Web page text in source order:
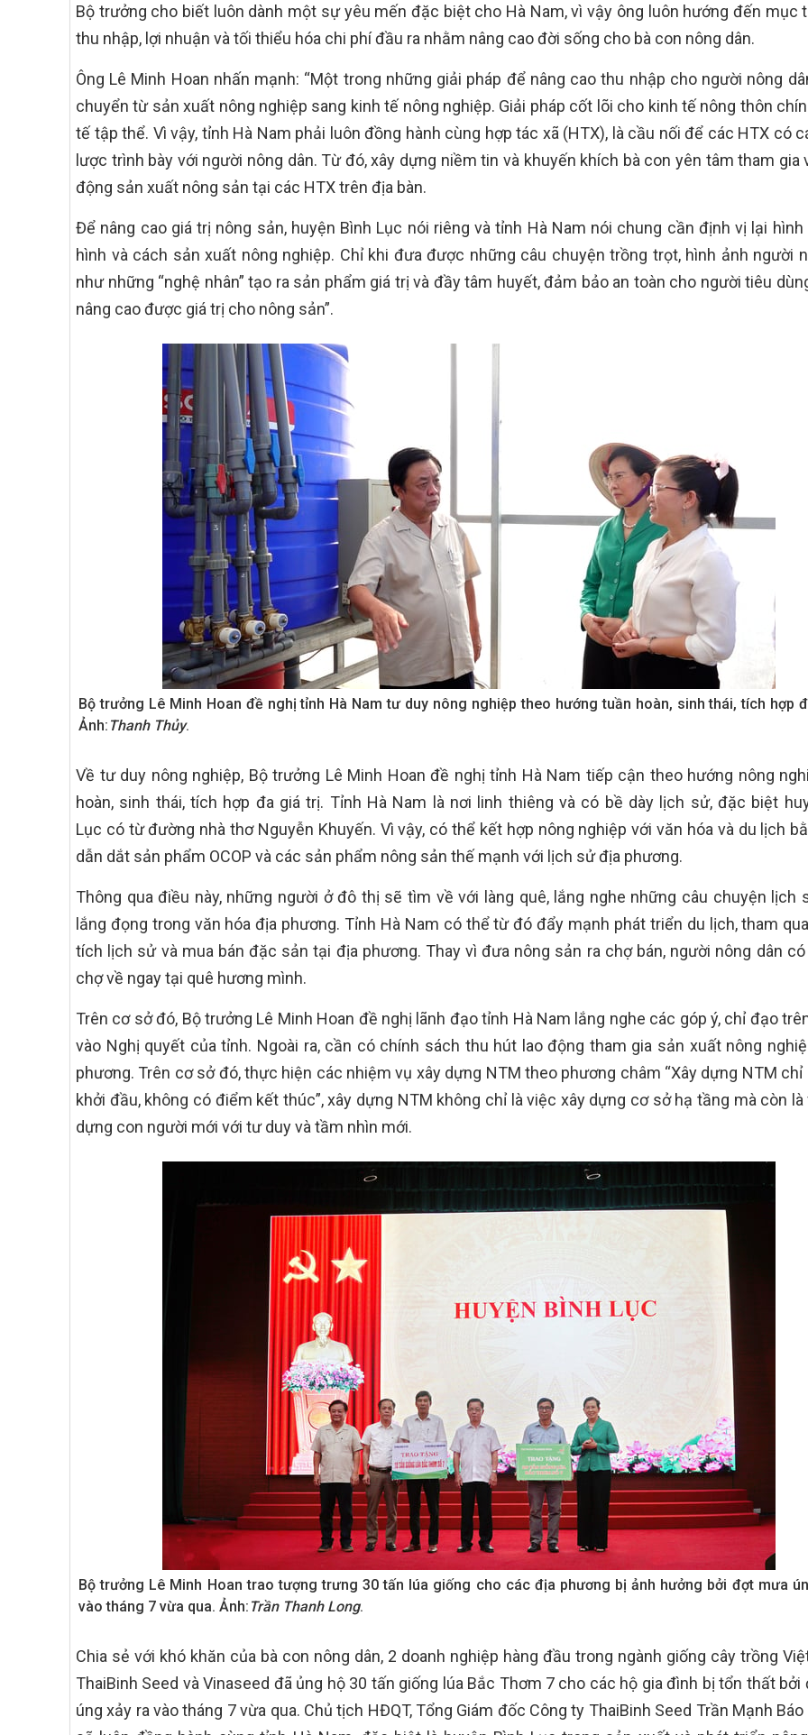
Bộ trưởng cho biết luôn dành một sự yêu mến đặc biệt cho Hà Nam, vì vậy ông luôn hướng đến mục
thu nhập, lợi nhuận và tối thiểu hóa chi phí đầu ra nhằm nâng cao đời sống cho bà con nông dân.
Ông Lê Minh Hoan nhấn mạnh: “Một trong những giải pháp để nâng cao thu nhập cho người nông
chuyển từ sản xuất nông nghiệp sang kinh tế nông nghiệp. Giải pháp cốt lõi cho kinh tế nông thôn
tế tập thể. Vì vậy, tỉnh Hà Nam phải luôn đồng hành cùng hợp tác xã (HTX), là cầu nối để các HTX có
lược trình bày với người nông dân. Từ đó, xây dựng niềm tin và khuyến khích bà con yên tâm tham gia
động sản xuất nông sản tại các HTX trên địa bàn.
Để nâng cao giá trị nông sản, huyện Bình Lục nói riêng và tỉnh Hà Nam nói chung cần định vị lại hình
hình và cách sản xuất nông nghiệp. Chỉ khi đưa được những câu chuyện trồng trọt, hình ảnh người
như những “nghệ nhân” tạo ra sản phẩm giá trị và đầy tâm huyết, đảm bảo an toàn cho người tiêu
nâng cao được giá trị cho nông sản”.
Bộ trưởng Lê Minh Hoan đề nghị tỉnh Hà Nam tư duy nông nghiệp theo hướng tuần hoàn, sinh thái, tích hợp
Ảnh: Thanh Thủy.
Về tư duy nông nghiệp, Bộ trưởng Lê Minh Hoan đề nghị tỉnh Hà Nam tiếp cận theo hướng nông
hoàn, sinh thái, tích hợp đa giá trị. Tỉnh Hà Nam là nơi linh thiêng và có bề dày lịch sử, đặc biệt
Lục có từ đường nhà thơ Nguyễn Khuyến. Vì vậy, có thể kết hợp nông nghiệp với văn hóa và du lịch
dẫn dắt sản phẩm OCOP và các sản phẩm nông sản thế mạnh với lịch sử địa phương.
Thông qua điều này, những người ở đô thị sẽ tìm về với làng quê, lắng nghe những câu chuyện lịch
lắng đọng trong văn hóa địa phương. Tỉnh Hà Nam có thể từ đó đẩy mạnh phát triển du lịch, tham
tích lịch sử và mua bán đặc sản tại địa phương. Thay vì đưa nông sản ra chợ bán, người nông dân
chợ về ngay tại quê hương mình.
Trên cơ sở đó, Bộ trưởng Lê Minh Hoan đề nghị lãnh đạo tỉnh Hà Nam lắng nghe các góp ý, chỉ đạo
vào Nghị quyết của tỉnh. Ngoài ra, cần có chính sách thu hút lao động tham gia sản xuất nông
phương. Trên cơ sở đó, thực hiện các nhiệm vụ xây dựng NTM theo phương châm “Xây dựng NTM
khởi đầu, không có điểm kết thúc”, xây dựng NTM không chỉ là việc xây dựng cơ sở hạ tầng mà còn là
dựng con người mới với tư duy và tầm nhìn mới.
Bộ trưởng Lê Minh Hoan trao tượng trưng 30 tấn lúa giống cho các địa phương bị ảnh hưởng bởi đợt mưa
vào tháng 7 vừa qua. Ảnh: Trần Thanh Long.
Chia sẻ với khó khăn của bà con nông dân, 2 doanh nghiệp hàng đầu trong ngành giống cây trồng
ThaiBinh Seed và Vinaseed đã ủng hộ 30 tấn giống lúa Bắc Thơm 7 cho các hộ gia đình bị tổn thất bởi
úng xảy ra vào tháng 7 vừa qua. Chủ tịch HĐQT, Tổng Giám đốc Công ty ThaiBinh Seed Trần Mạnh